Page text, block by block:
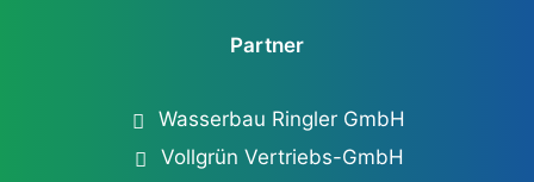
Partner
Wasserbau Ringler GmbH
Vollgrün Vertriebs-GmbH